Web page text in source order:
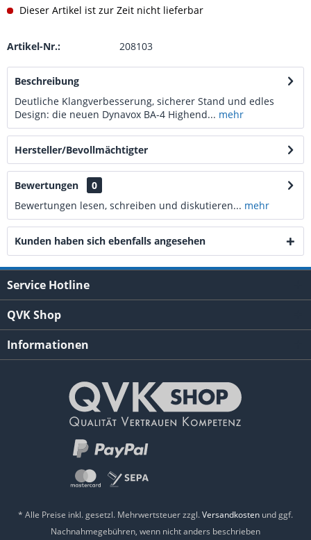
Dieser Artikel ist zur Zeit nicht lieferbar
Artikel-Nr.: 208103
Beschreibung
Deutliche Klangverbesserung, sicherer Stand und edles
Design: die neuen Dynavox BA-4 Highend... mehr
Hersteller/Bevollmächtigter
Bewertungen
0
Bewertungen lesen, schreiben und diskutieren... mehr
Kunden haben sich ebenfalls angesehen
Service Hotline
QVK Shop
Informationen
* Alle Preise inkl. gesetzl. Mehrwertsteuer zzgl.Versandkosten und ggf.
Nachnahmegebühren, wenn nicht anders beschrieben